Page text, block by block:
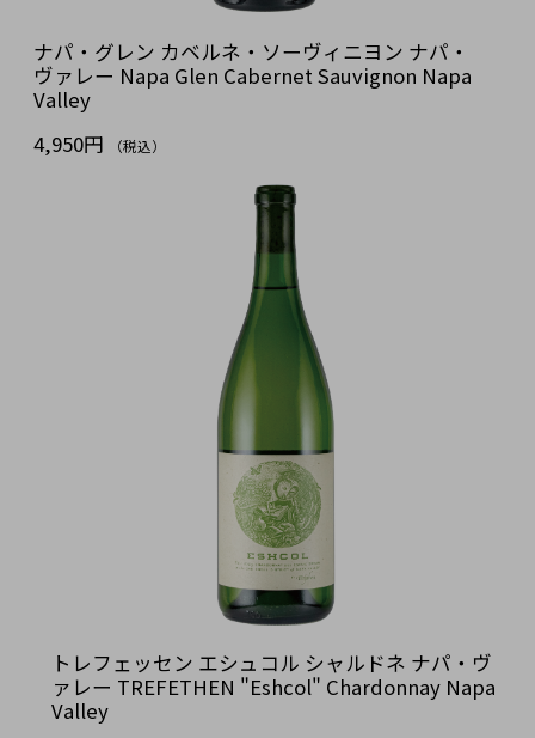
ナパ・グレン カベルネ・ソーヴィニヨン ナパ・
ヴァレー Napa Glen Cabernet Sauvignon Napa
Valley
4,950円
（税込）
トレフェッセン エシュコル シャルドネ ナパ・ヴ
ァレー TREFETHEN "Eshcol" Chardonnay Napa
Valley